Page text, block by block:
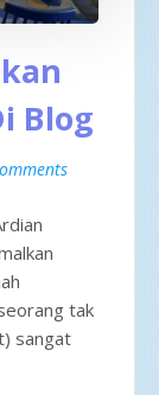
Blog
tak
sangat